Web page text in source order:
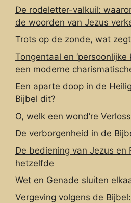
De rodeletter-valkuil:
de woorden van Jezus
Trots op de zonde, wat
Tongentaal en ‘persoonlijke
een moderne
Een aparte doop in de
Bijbel dit?
O, welk een wond’re
De verborgenheid in de
De bediening van Jezus en
hetzelfde
Wet en Genade sluiten
Vergeving volgens de